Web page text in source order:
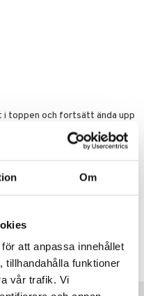
Om
att anpassa innehållet
tillhandahålla funktioner
vår trafik. Vi
i toppen och fortsätt ända upp